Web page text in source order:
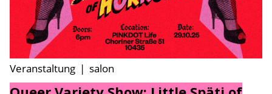
Veranstaltung | salon